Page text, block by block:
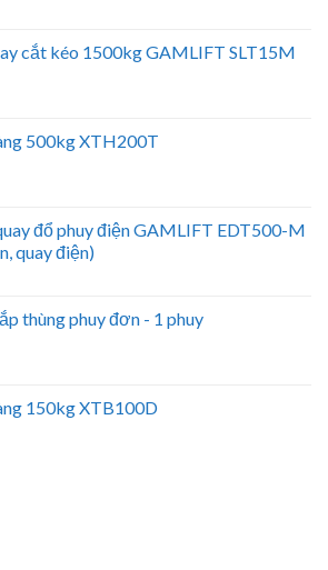
cắt kéo 1500kg GAMLIFT SLT15M
500kg XTH200T
đổ phuy điện GAMLIFT EDT500-M
quay điện)
thùng phuy đơn - 1 phuy
150kg XTB100D